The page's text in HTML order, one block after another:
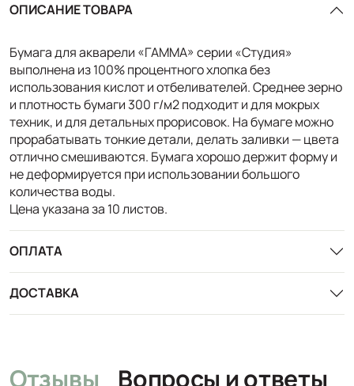
ОПИСАНИЕ ТОВАРА
Бумага для акварели «ГАММА» серии «Студия»
выполнена из 100% процентного хлопка без
использования кислот и отбеливателей. Среднее зерно
и плотность бумаги 300 г/м2 подходит и для мокрых
техник, и для детальных прорисовок. На бумаге можно
прорабатывать тонкие детали, делать заливки — цвета
отлично смешиваются. Бумага хорошо держит форму и
не деформируется при использовании большого
количества воды.
Цена указана за 10 листов.
ОПЛАТА
ДОСТАВКА
Отзывы Вопросы и ответы